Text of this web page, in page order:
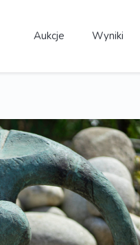
Aukcje Wyniki